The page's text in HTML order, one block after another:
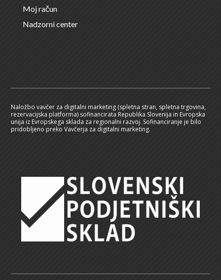
Moj račun
Nadzorni center
Naložbo vavčer za digitalni marketing (spletna stran, spletna trgovina,
rezervacijska platforma) sofinancirata Republika Slovenija in Evropska
unija iz Evropskega sklada za regionalni razvoj. Sofinanciranje je bilo
pridobljeno preko Vavčerja za digitalni marketing.